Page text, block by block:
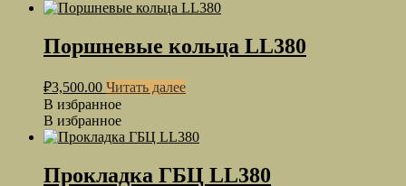
Поршневые кольца LL380
₽3,500.00 Читать далее
В избранное
В избранное
Прокладка ГБЦ LL380